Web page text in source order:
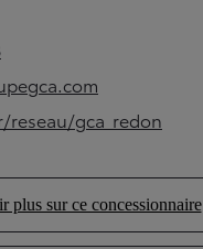
new tab)
in new tab)
reseau/gca_redon
(Opens in new tab)
plus sur ce concessionnaire
(Opens in new tab)